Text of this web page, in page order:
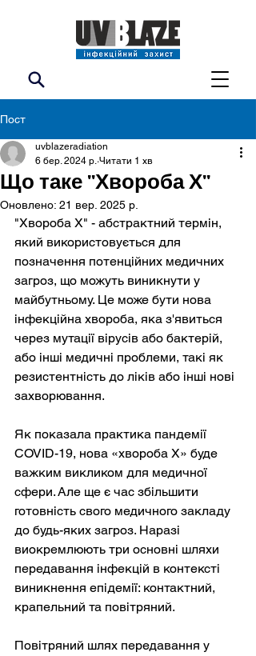
Пост
Що таке "Хвороба Х"
uvblazeradiation
6 бер. 2024 р. Читати 1 хв
Оновлено: 21 вер. 2025 р.
"Хвороба Х" - абстрактний термін,
який використовується для
позначення потенційних медичних
загроз, що можуть виникнути у
майбутньому. Це може бути нова
інфекційна хвороба, яка з'явиться
через мутації вірусів або бактерій,
або інші медичні проблеми, такі як
резистентність до ліків або інші нові
захворювання.
Як показала практика пандемії
COVID-19, нова «хвороба Х» буде
важким викликом для медичної
сфери. Але ще є час збільшити
готовність свого медичного закладу
до будь-яких загроз. Наразі
виокремлюють три основні шляхи
передавання інфекцій в контексті
виникнення епідемії: контактний,
крапельний та повітряний.
Повітряний шлях передавання у